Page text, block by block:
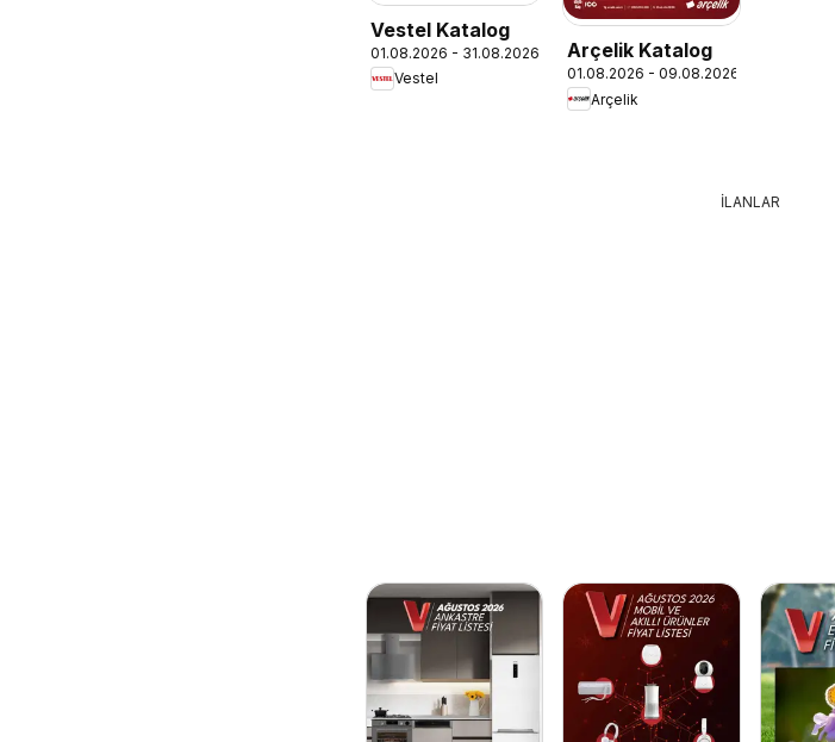
Vestel Katalog
01.08.2026 - 31.08.2026
Vestel
Arçelik Katalog
01.08.2026 - 09.08.2026
Arçelik
İLANLAR